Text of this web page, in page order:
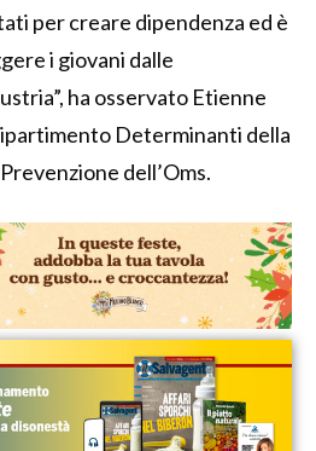
per creare dipendenza ed è
i giovani dalle
ha osservato Etienne
Determinanti della
dell’Oms.